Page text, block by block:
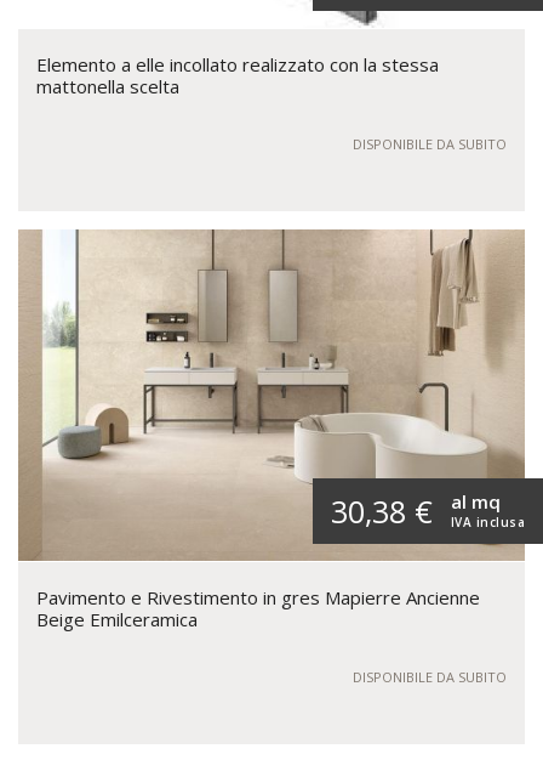
Elemento a elle incollato realizzato con la stessa
mattonella scelta
DISPONIBILE DA SUBITO
30,38 € IVA inclusa
al mq
Pavimento e Rivestimento in gres Mapierre Ancienne
Beige Emilceramica
DISPONIBILE DA SUBITO